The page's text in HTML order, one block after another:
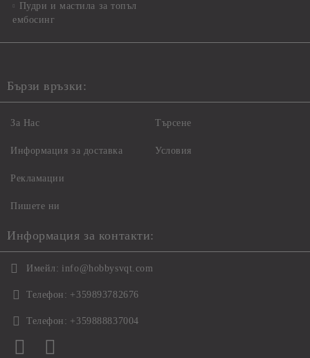
Пудри и мастила за топъл
ембосинг
Бързи връзки:
За Нас
Информация за доставка
Рекламации
Пишете ни
Търсене
Условия
Информация за контакти:
Имейл: info@hobbysvqt.com
Телефон: +359893782676
Телефон: +359888837004